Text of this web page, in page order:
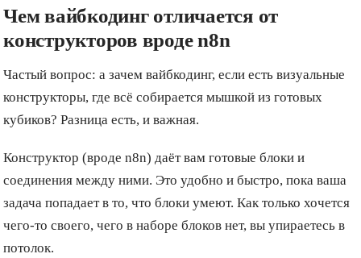
Чем вайбкодинг отличается от
конструкторов вроде n8n
Частый вопрос: а зачем вайбкодинг, если есть визуальные
конструкторы, где всё собирается мышкой из готовых
кубиков? Разница есть, и важная.
Конструктор (вроде n8n) даёт вам готовые блоки и
соединения между ними. Это удобно и быстро, пока ваша
задача попадает в то, что блоки умеют. Как только хочется
чего-то своего, чего в наборе блоков нет, вы упираетесь в
потолок.